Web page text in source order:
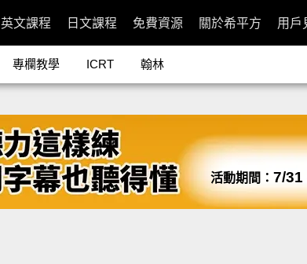
英文課程 日文課程 免費資源 關於希平方 用戶
專欄教學 ICRT 翰林
活動期間： 7/31